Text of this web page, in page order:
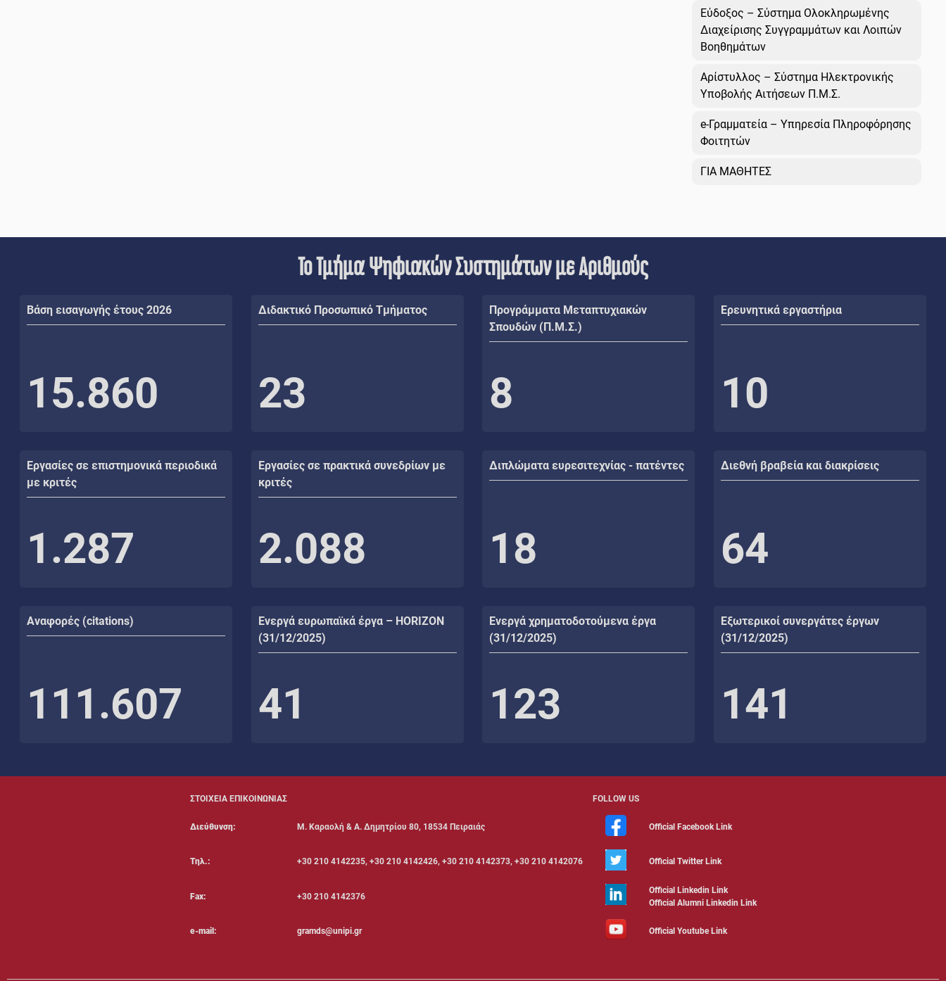
Εύδοξος – Σύστημα Ολοκληρωμένης
Διαχείρισης Συγγραμμάτων και Λοιπών
Βοηθημάτων
Αρίστυλλος – Σύστημα Ηλεκτρονικής
Υποβολής Αιτήσεων Π.Μ.Σ.
e-Γραμματεία – Υπηρεσία Πληροφόρησης
Φοιτητών
ΓΙΑ ΜΑΘΗΤΕΣ
Το Τμήμα Ψηφιακών Συστημάτων με Αριθμούς
Βάση εισαγωγής έτους 2026
15.860
Διδακτικό Προσωπικό Τμήματος
23
Προγράμματα Μεταπτυχιακών
Σπουδών (Π.Μ.Σ.)
8
Ερευνητικά εργαστήρια
10
Εργασίες σε επιστημονικά περιοδικά
με κριτές
1.287
Εργασίες σε πρακτικά συνεδρίων με
κριτές
2.088
Διπλώματα ευρεσιτεχνίας - πατέντες
18
Διεθνή βραβεία και διακρίσεις
64
Αναφορές (citations)
111.607
Ενεργά ευρωπαϊκά έργα – HORIZON
(31/12/2025)
41
Ενεργά χρηματοδοτούμενα έργα
(31/12/2025)
123
Εξωτερικοί συνεργάτες έργων
(31/12/2025)
141
ΣΤΟΙΧΕΙΑ ΕΠΙΚΟΙΝΩΝΙΑΣ FOLLOW US
Διεύθυνση: Μ. Καραολή & Α. Δημητρίου 80, 18534 Πειραιάς Official Facebook Link
Τηλ.: +30 210 4142235, +30 210 4142426, +30 210 4142373, +30 210 4142076 Official Twitter Link
Fax: +30 210 4142376
Official Linkedin Link
Official Alumni Linkedin Link
e-mail: gramds@unipi.gr Official Youtube Link